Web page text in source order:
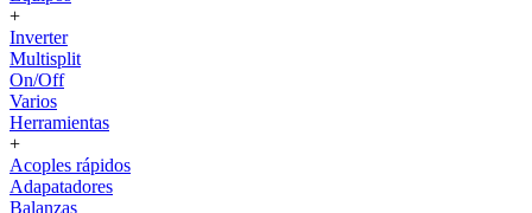
+
Inverter
Multisplit
On/Off
Varios
Herramientas
+
Acoples rápidos
Adapatadores
Balanzas